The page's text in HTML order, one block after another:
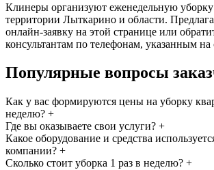
Клинеры организуют еженедельную уборку
территории Лыткарино и области.
онлайн-заявку на этой странице или
консультантам по телефонам, указанным на
Популярные вопросы
Как у вас формируются цены на уборку
неделю? +
Где вы оказываете свои услуги? +
Какое оборудование и средства
компании? +
Сколько стоит уборка 1 раз в неделю? +